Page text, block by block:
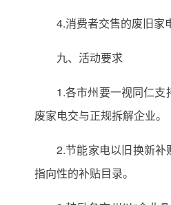
4.消费者交售的废旧家
九、活动要求
1.各市州要一视同仁支
废家电交与正规拆解企业。
2.节能家电以旧换新
指向性的补贴目录。